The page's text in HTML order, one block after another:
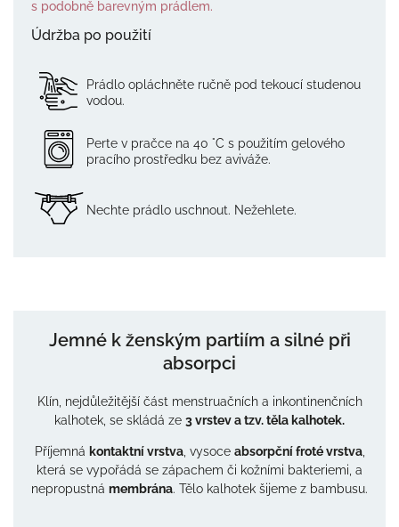
s podobně barevným prádlem.
Údržba po použití
Prádlo opláchněte ručně pod tekoucí studenou
vodou.
Perte v pračce na 40 °C s použitím gelového
pracího prostředku bez aviváže.
Nechte prádlo uschnout. Nežehlete.
Jemné k ženským partiím a silné při
absorpci
Klín, nejdůležitější část menstruačních a inkontinenčních
kalhotek, se skládá ze 3 vrstev a tzv. těla kalhotek.
Příjemná kontaktní vrstva, vysoce absorpční froté vrstva,
která se vypořádá se zápachem či kožními bakteriemi, a
nepropustná membrána. Tělo kalhotek šijeme z bambusu.